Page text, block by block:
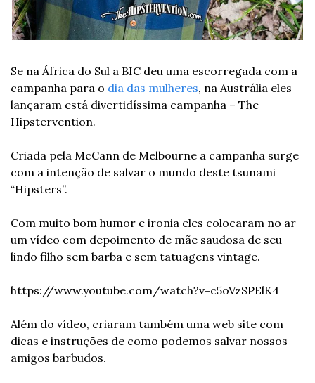
Se na África do Sul a BIC deu uma escorregada com a
campanha para o dia das mulheres, na Austrália eles
lançaram está divertidíssima campanha – The
Hipstervention.
Criada pela McCann de Melbourne a campanha surge
com a intenção de salvar o mundo deste tsunami
“Hipsters”.
Com muito bom humor e ironia eles colocaram no ar
um vídeo com depoimento de mãe saudosa de seu
lindo filho sem barba e sem tatuagens vintage.
https://www.youtube.com/watch?v=c5oVzSPElK4
Além do vídeo, criaram também uma web site com
dicas e instruções de como podemos salvar nossos
amigos barbudos.